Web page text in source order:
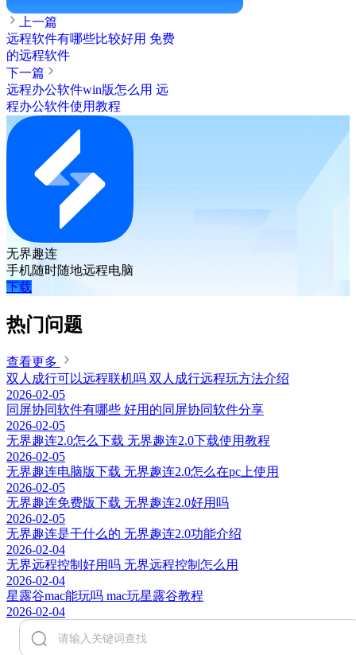
上一篇
远程软件有哪些比较好用 免费
的远程软件
下一篇
远程办公软件win版怎么用 远
程办公软件使用教程
无界趣连
手机随时随地远程电脑
下载
热门问题
查看更多
双人成行可以远程联机吗 双人成行远程玩方法介绍
2026-02-05
同屏协同软件有哪些 好用的同屏协同软件分享
2026-02-05
无界趣连2.0怎么下载 无界趣连2.0下载使用教程
2026-02-05
无界趣连电脑版下载 无界趣连2.0怎么在pc上使用
2026-02-05
无界趣连免费版下载 无界趣连2.0好用吗
2026-02-05
无界趣连是干什么的 无界趣连2.0功能介绍
2026-02-04
无界远程控制好用吗 无界远程控制怎么用
2026-02-04
星露谷mac能玩吗 mac玩星露谷教程
2026-02-04